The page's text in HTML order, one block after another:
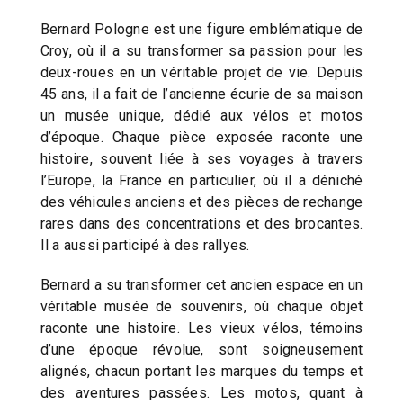
Bernard Pologne est une figure emblématique de
Croy, où il a su transformer sa passion pour les
deux-roues en un véritable projet de vie. Depuis
45 ans, il a fait de l’ancienne écurie de sa maison
un musée unique, dédié aux vélos et motos
d’époque. Chaque pièce exposée raconte une
histoire, souvent liée à ses voyages à travers
l’Europe, la France en particulier, où il a déniché
des véhicules anciens et des pièces de rechange
rares dans des concentrations et des brocantes.
Il a aussi participé à des rallyes.
Bernard a su transformer cet ancien espace en un
véritable musée de souvenirs, où chaque objet
raconte une histoire. Les vieux vélos, témoins
d’une époque révolue, sont soigneusement
alignés, chacun portant les marques du temps et
des aventures passées. Les motos, quant à